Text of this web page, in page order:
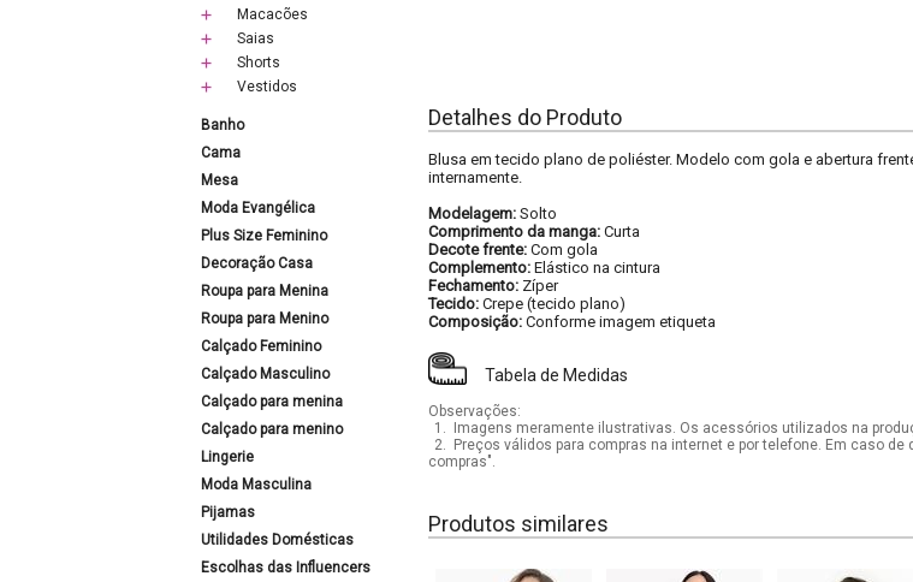
Macacões
Saias
Shorts
Vestidos
Banho
Cama
Mesa
Moda Evangélica
Plus Size Feminino
Decoração Casa
Roupa para Menina
Roupa para Menino
Calçado Feminino
Calçado Masculino
Calçado para menina
Calçado para menino
Lingerie
Moda Masculina
Pijamas
Utilidades Domésticas
Escolhas das Influencers
Detalhes do Produto
Blusa em tecido plano de poliéster. Modelo com gola e abertura
internamente.
Modelagem: Solto
Comprimento da manga: Curta
Decote frente: Com gola
Complemento: Elástico na cintura
Fechamento: Zíper
Tecido: Crepe (tecido plano)
Composição: Conforme imagem etiqueta
Tabela de Medidas
Observações:
1.
Imagens meramente ilustrativas. Os acessórios utilizados na
2.
Preços válidos para compras na internet e por telefone. Em caso
compras".
Produtos similares